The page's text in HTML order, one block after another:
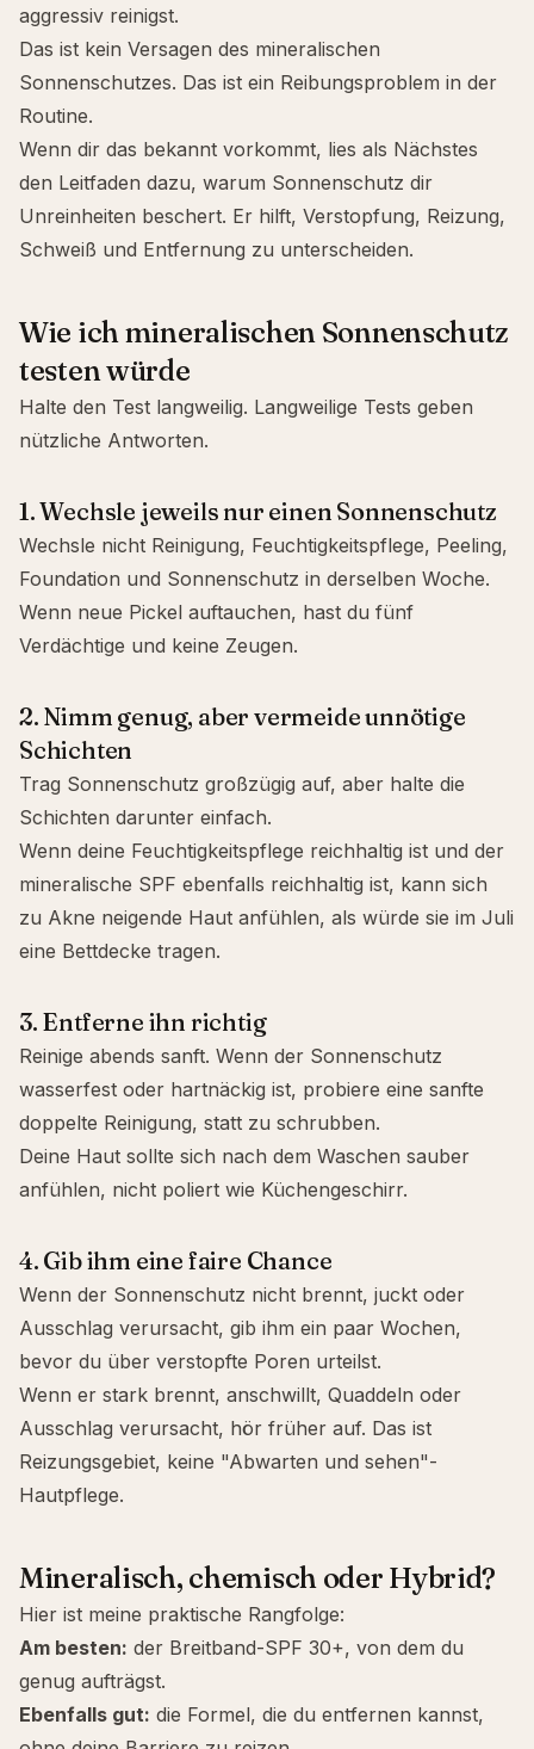
aggressiv reinigst.
Das ist kein Versagen des mineralischen
Sonnenschutzes. Das ist ein Reibungsproblem in der
Routine.
Wenn dir das bekannt vorkommt, lies als Nächstes
den Leitfaden dazu, warum Sonnenschutz dir
Unreinheiten beschert. Er hilft, Verstopfung, Reizung,
Schweiß und Entfernung zu unterscheiden.
Wie ich mineralischen Sonnenschutz
testen würde
Halte den Test langweilig. Langweilige Tests geben
nützliche Antworten.
1. Wechsle jeweils nur einen Sonnenschutz
Wechsle nicht Reinigung, Feuchtigkeitspflege, Peeling,
Foundation und Sonnenschutz in derselben Woche.
Wenn neue Pickel auftauchen, hast du fünf
Verdächtige und keine Zeugen.
2. Nimm genug, aber vermeide unnötige
Schichten
Trag Sonnenschutz großzügig auf, aber halte die
Schichten darunter einfach.
Wenn deine Feuchtigkeitspflege reichhaltig ist und der
mineralische SPF ebenfalls reichhaltig ist, kann sich
zu Akne neigende Haut anfühlen, als würde sie im Juli
eine Bettdecke tragen.
3. Entferne ihn richtig
Reinige abends sanft. Wenn der Sonnenschutz
wasserfest oder hartnäckig ist, probiere eine sanfte
doppelte Reinigung, statt zu schrubben.
Deine Haut sollte sich nach dem Waschen sauber
anfühlen, nicht poliert wie Küchengeschirr.
4. Gib ihm eine faire Chance
Wenn der Sonnenschutz nicht brennt, juckt oder
Ausschlag verursacht, gib ihm ein paar Wochen,
bevor du über verstopfte Poren urteilst.
Wenn er stark brennt, anschwillt, Quaddeln oder
Ausschlag verursacht, hör früher auf. Das ist
Reizungsgebiet, keine "Abwarten und sehen"-
Hautpflege.
Mineralisch, chemisch oder Hybrid?
Hier ist meine praktische Rangfolge:
Am besten: der Breitband-SPF 30+, von dem du
genug aufträgst.
Ebenfalls gut: die Formel, die du entfernen kannst,